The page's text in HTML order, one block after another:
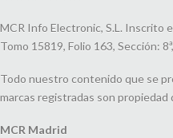
MCR Info Electronic, S.L. Inscrito
Tomo 15819, Folio 163, Sección:
Todo nuestro contenido que se
marcas registradas son
MCR Madrid